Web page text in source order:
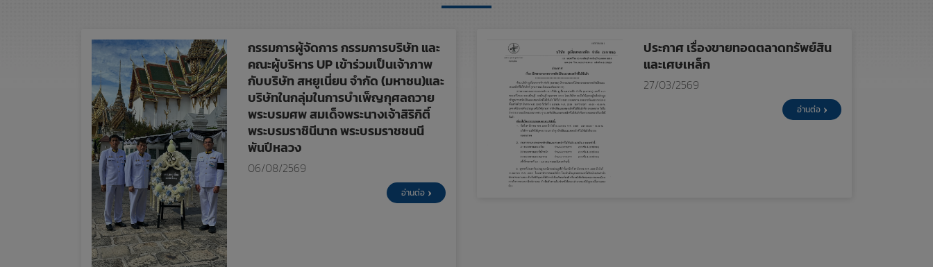
กรรมการผู้จัดการ กรรมการบริษัท และ
คณะผู้บริหาร UP เข้าร่วมเป็นเจ้าภาพ
กับบริษัท สหยูเนี่ยน จำกัด (มหาชน)และ
บริษัทในกลุ่มในการบำเพ็ญกุศลถวาย
พระบรมศพ สมเด็จพระนางเจ้าสิริกิติ์
พระบรมราชินีนาถ พระบรมราชชนนี
พันปีหลวง
06/08/2569
อ่านต่อ
ประกาศ เรื่องขายทอดตลาดทรัพย์สิน
และเศษเหล็ก
27/03/2569
อ่านต่อ